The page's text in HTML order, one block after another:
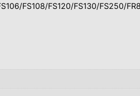
FS108/FS120/FS130/FS250/